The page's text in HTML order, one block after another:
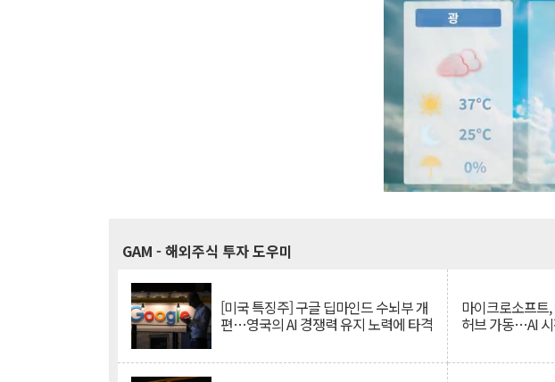
GAM - 해외주식 투자 도우미
[미국 특징주] 구글 딥마인드 수뇌부 개
편…영국의 AI 경쟁력 유지 노력에 타격
마이크로소프트
허브 가동…AI